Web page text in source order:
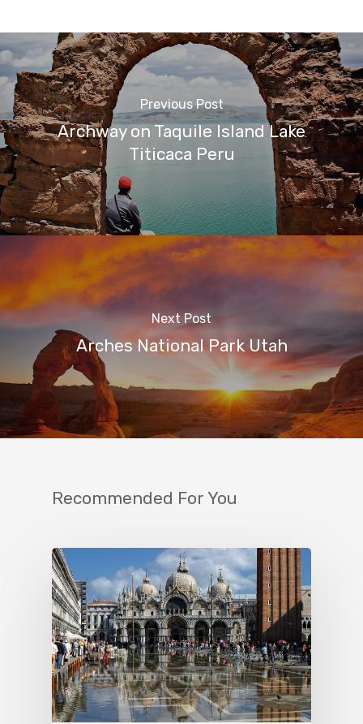
Previous Post
Archway on Taquile Island Lake
Titicaca Peru
Next Post
Arches National Park Utah
Recommended For You